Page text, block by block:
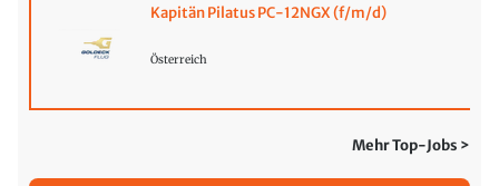
Kapitän Pilatus PC-12NGX (f/m/d)
Österreich
Mehr Top-Jobs >